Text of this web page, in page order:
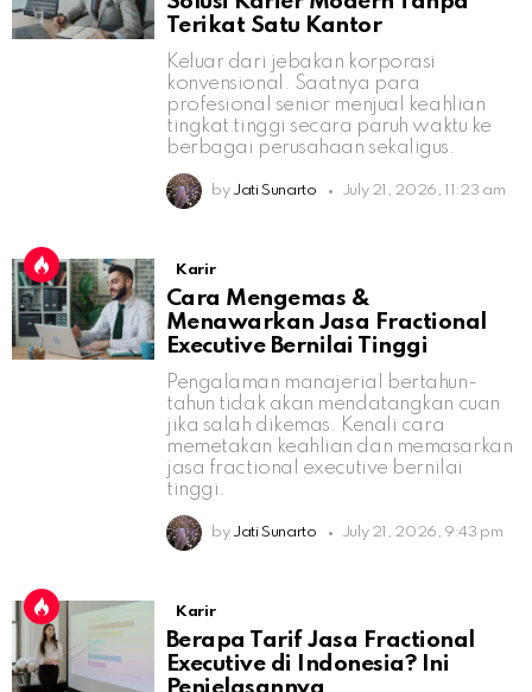
Terikat Satu Kantor
Keluar dari jebakan korporasi
konvensional. Saatnya para
profesional senior menjual keahlian
tingkat tinggi secara paruh waktu ke
berbagai perusahaan sekaligus.
by Jati Sunarto July 21, 2026, 11:23 am
Karir
Cara Mengemas &
Menawarkan Jasa Fractional
Executive Bernilai Tinggi
Pengalaman manajerial bertahun-
tahun tidak akan mendatangkan cuan
jika salah dikemas. Kenali cara
memetakan keahlian dan memasarkan
jasa fractional executive bernilai
tinggi.
by Jati Sunarto July 21, 2026, 9:43 pm
Karir
Berapa Tarif Jasa Fractional
Executive di Indonesia? Ini